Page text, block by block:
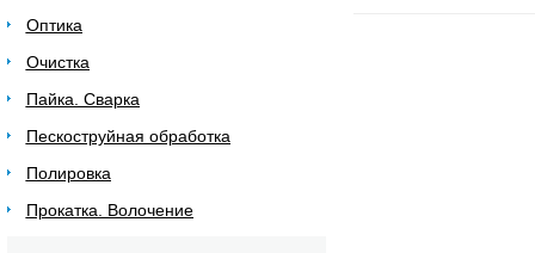
Оптика
Очистка
Пайка. Сварка
Пескоструйная обработка
Полировка
Прокатка. Волочение